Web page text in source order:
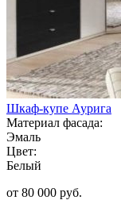
Шкаф-купе Аурига
Материал фасада:
Эмаль
Цвет:
Белый
от 80 000 руб.